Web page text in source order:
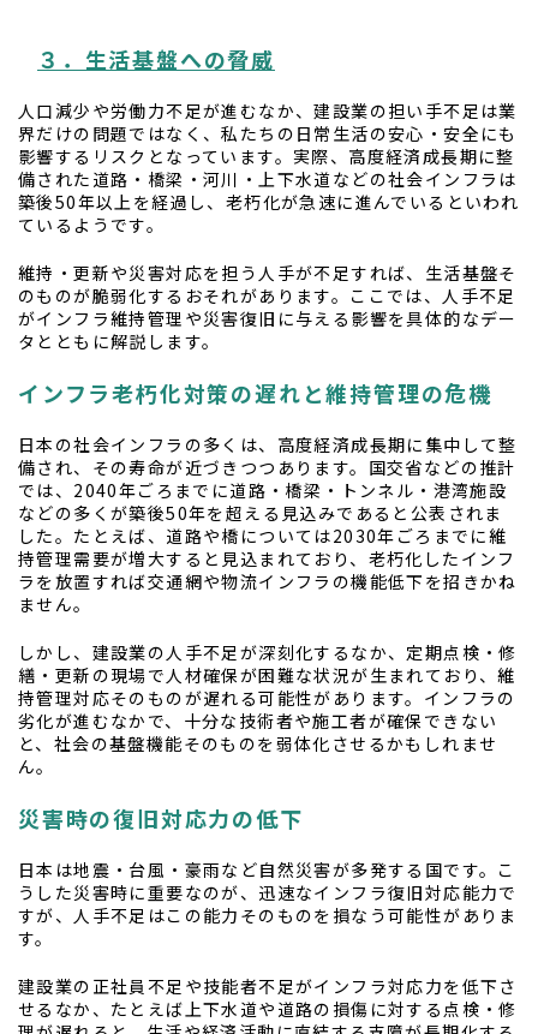
３．生活基盤への脅威
人口減少や労働力不足が進むなか、建設業の担い手不足は業
界だけの問題ではなく、私たちの日常生活の安心・安全にも
影響するリスクとなっています。実際、高度経済成長期に整
備された道路・橋梁・河川・上下水道などの社会インフラは
築後50年以上を経過し、老朽化が急速に進んでいるといわれ
ているようです。
維持・更新や災害対応を担う人手が不足すれば、生活基盤そ
のものが脆弱化するおそれがあります。ここでは、人手不足
がインフラ維持管理や災害復旧に与える影響を具体的なデー
タとともに解説します。
インフラ老朽化対策の遅れと維持管理の危機
日本の社会インフラの多くは、高度経済成長期に集中して整
備され、その寿命が近づきつつあります。国交省などの推計
では、2040年ごろまでに道路・橋梁・トンネル・港湾施設
などの多くが築後50年を超える見込みであると公表されま
した。たとえば、道路や橋については2030年ごろまでに維
持管理需要が増大すると見込まれており、老朽化したインフ
ラを放置すれば交通網や物流インフラの機能低下を招きかね
ません。
しかし、建設業の人手不足が深刻化するなか、定期点検・修
繕・更新の現場で人材確保が困難な状況が生まれており、維
持管理対応そのものが遅れる可能性があります。インフラの
劣化が進むなかで、十分な技術者や施工者が確保できない
と、社会の基盤機能そのものを弱体化させるかもしれませ
ん。
災害時の復旧対応力の低下
日本は地震・台風・豪雨など自然災害が多発する国です。こ
うした災害時に重要なのが、迅速なインフラ復旧対応能力で
すが、人手不足はこの能力そのものを損なう可能性がありま
す。
建設業の正社員不足や技能者不足がインフラ対応力を低下さ
せるなか、たとえば上下水道や道路の損傷に対する点検・修